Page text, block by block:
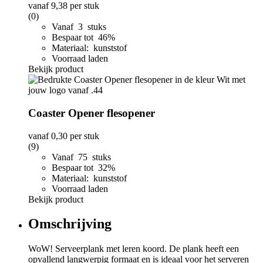
vanaf9,38 per stuk
(0)
Vanaf 3 stuks
Bespaar tot 46%
Materiaal: kunststof
Voorraad laden
Bekijk product
Coaster Opener flesopener
vanaf0,30 per stuk
(9)
Vanaf 75 stuks
Bespaar tot 32%
Materiaal: kunststof
Voorraad laden
Bekijk product
Omschrijving
WoW! Serveerplank met leren koord. De plank heeft een
opvallend langwerpig formaat en is ideaal voor het serveren